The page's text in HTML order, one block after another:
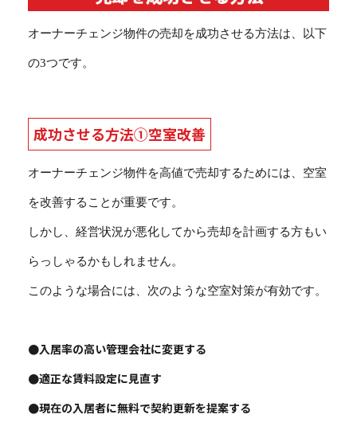
オーナーチェンジ物件の売却を成功させる方法は、以下
の3つです。
成功させる方法①空室改善
オーナーチェンジ物件を高値で売却するためには、空室
を改善することが重要です。
しかし、経営状況が悪化してから売却を計画する方もい
らっしゃるかもしれません。
このような場合には、次のような空室対策が有効です。
●入居率の高い管理会社に変更する
●適正な賃料設定に見直す
●現在の入居者に無料で契約更新を提案する